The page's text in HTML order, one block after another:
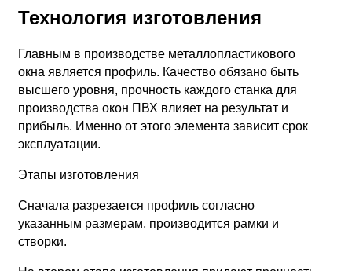
Технология изготовления
Главным в производстве металлопластикового
окна является профиль. Качество обязано быть
высшего уровня, прочность каждого станка для
производства окон ПВХ влияет на результат и
прибыль. Именно от этого элемента зависит срок
эксплуатации.
Этапы изготовления
Сначала разрезается профиль согласно
указанным размерам, производится рамки и
створки.